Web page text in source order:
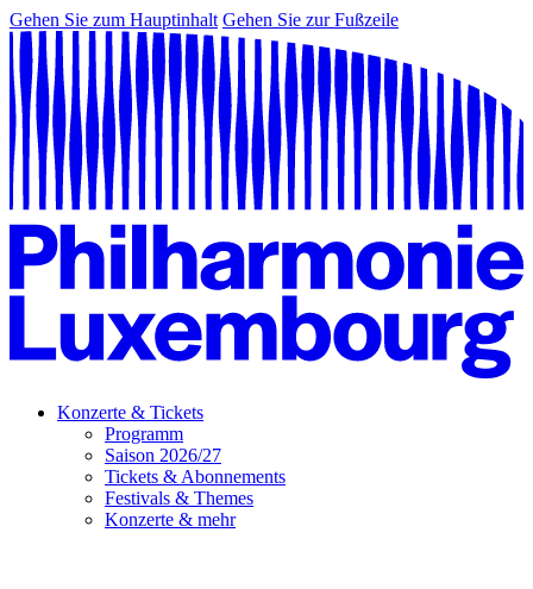
Gehen Sie zum Hauptinhalt Gehen Sie zur Fußzeile
Konzerte & Tickets
Programm
Saison 2026/27
Tickets & Abonnements
Festivals & Themes
Konzerte & mehr